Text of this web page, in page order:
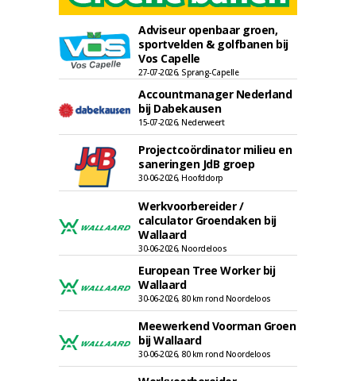
Adviseur openbaar groen,
sportvelden & golfbanen bij
Vos Capelle
27-07-2026, Sprang-Capelle
Accountmanager Nederland
bij Dabekausen
15-07-2026, Nederweert
Projectcoördinator milieu en
saneringen JdB groep
30-06-2026, Hoofddorp
Werkvoorbereider /
calculator Groendaken bij
Wallaard
30-06-2026, Noordeloos
European Tree Worker bij
Wallaard
30-06-2026, 80 km rond Noordeloos
Meewerkend Voorman Groen
bij Wallaard
30-06-2026, 80 km rond Noordeloos